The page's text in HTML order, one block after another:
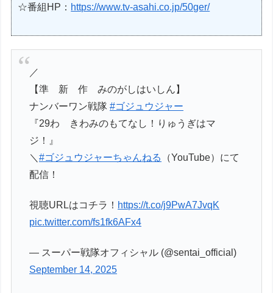
☆番組HP： https://www.tv-asahi.co.jp/50ger/
／
【準 新 作 みのがしはいしん】
ナンバーワン戦隊#ゴジュウジャー
『29わ きわみのもてなし！りゅうぎはマ
ジ！』
＼#ゴジュウジャーちゃんねる
（YouTube）にて
配信！
視聴URLはコチラ！ https://t.co/j9PwA7JvqK
pic.twitter.com/fs1fk6AFx4
— スーパー戦隊オフィシャル (@sentai_official)
September 14, 2025